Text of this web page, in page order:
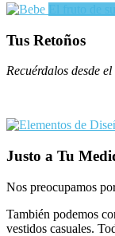
Tus Retoños
Recuérdalos desde
Justo a Tu
Nos preocupamos
También podemos
vestidos casuales.